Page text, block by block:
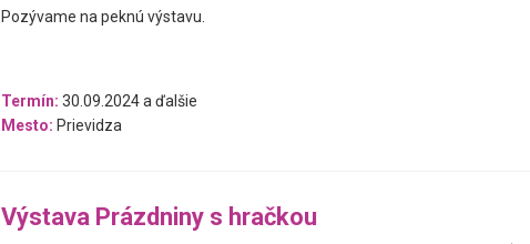
Pozývame na peknú výstavu.
Termín: 30.09.2024 a ďalšie
Mesto: Prievidza
Výstava Prázdniny s hračkou